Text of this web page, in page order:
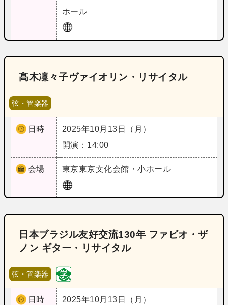
ホール
髙木凜々子ヴァイオリン・リサイタル
弦・管楽器
日時
2025年10月13日（月）
開演：14:00
会場 東京東京文化会館・小ホール
日本ブラジル友好交流130年 ファビオ・ザ
ノン ギター・リサイタル
弦・管楽器
日時
2025年10月13日（月）